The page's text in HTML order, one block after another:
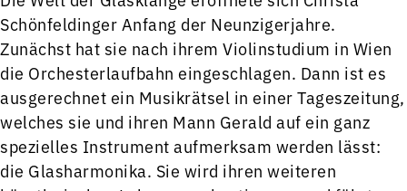
Schönfeldinger Anfang der Neunzigerjahre.
Zunächst hat sie nach ihrem Violinstudium in Wien
die Orchesterlaufbahn eingeschlagen. Dann ist es
ausgerechnet ein Musikrätsel in einer Tageszeitung,
welches sie und ihren Mann Gerald auf ein ganz
spezielles Instrument aufmerksam werden lässt:
die Glasharmonika. Sie wird ihren weiteren